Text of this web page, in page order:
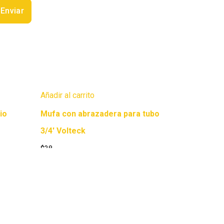
Añadir al carrito
Mufa con abrazadera para tubo
3/4′ Volteck
$38